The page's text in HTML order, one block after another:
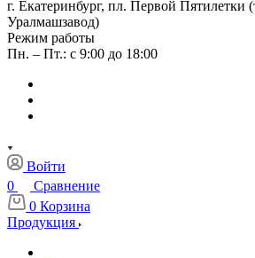
г. Екатеринбург, пл. Первой Пятилетки
Уралмашзавод)
Режим работы
Пн. – Пт.: с 9:00 до 18:00
Войти
0
Сравнение
0 Корзина
Продукция